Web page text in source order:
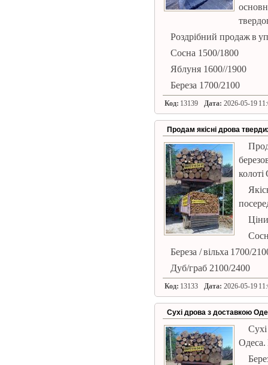
Роздрібний продаж в
Сосна 1500/1800
Яблуня 1600//1900
Береза ​​1700/2100
Код: 13139 Дата: 2026-05-19
Продам якісні дрова
Береза ​​/ вільха 1700/
Дуб/граб 2100/2400
Код: 13133 Дата: 2026-05-19
Сухі дрова з доставкою
Одеса.